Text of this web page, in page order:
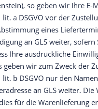
so geben wir Ihre E-
lit. a DSGVO vor der
eines
an GLS weiter,
Ihre ausdrückliche
geben wir zum Zweck der
b DSGVO nur den
an GLS weiter.
für die Warenlieferung